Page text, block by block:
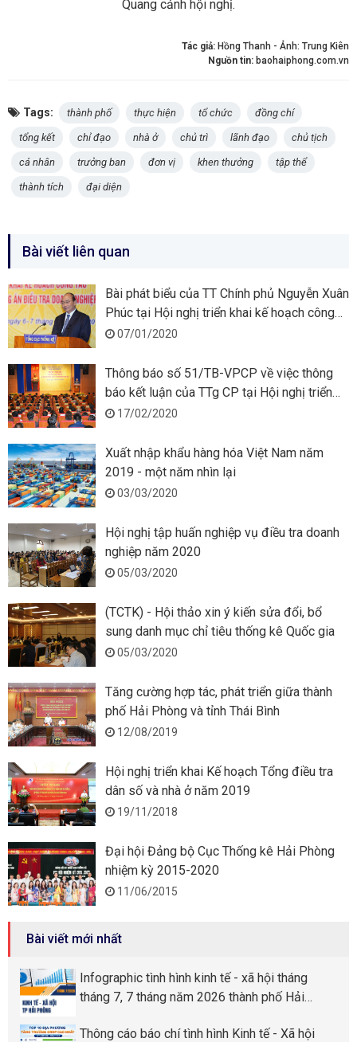
Quang cảnh hội nghị.
Tác giả: Hồng Thanh - Ảnh: Trung Kiên
Nguồn tin: baohaiphong.com.vn
Tags: thành phố thực hiện tổ chức đồng chí
tổng kết chỉ đạo nhà ở chủ trì lãnh đạo chủ tịch
cá nhân trưởng ban đơn vị khen thưởng tập thể
thành tích đại diện
Bài viết liên quan
Bài phát biểu của TT Chính phủ Nguyễn Xuân
Phúc tại Hội nghị triển khai kế hoạch công
tác của Ngành Thống kê năm 2020
07/01/2020
Thông báo số 51/TB-VPCP về việc thông
báo kết luận của TTg CP tại Hội nghị triển
khai Kế hoạch công tác năm 2020 của
17/02/2020
Xuất nhập khẩu hàng hóa Việt Nam năm
2019 - một năm nhìn lại
03/03/2020
Hội nghị tập huấn nghiệp vụ điều tra doanh
nghiệp năm 2020
05/03/2020
(TCTK) - Hội thảo xin ý kiến sửa đổi, bổ
sung danh mục chỉ tiêu thống kê Quốc gia
05/03/2020
Tăng cường hợp tác, phát triển giữa thành
phố Hải Phòng và tỉnh Thái Bình
12/08/2019
Hội nghị triển khai Kế hoạch Tổng điều tra
dân số và nhà ở năm 2019
19/11/2018
Đại hội Đảng bộ Cục Thống kê Hải Phòng
nhiệm kỳ 2015-2020
11/06/2015
Bài viết mới nhất
Infographic tình hình kinh tế - xã hội tháng
tháng 7, 7 tháng năm 2026 thành phố Hải
Thông cáo báo chí tình hình Kinh tế - Xã hội